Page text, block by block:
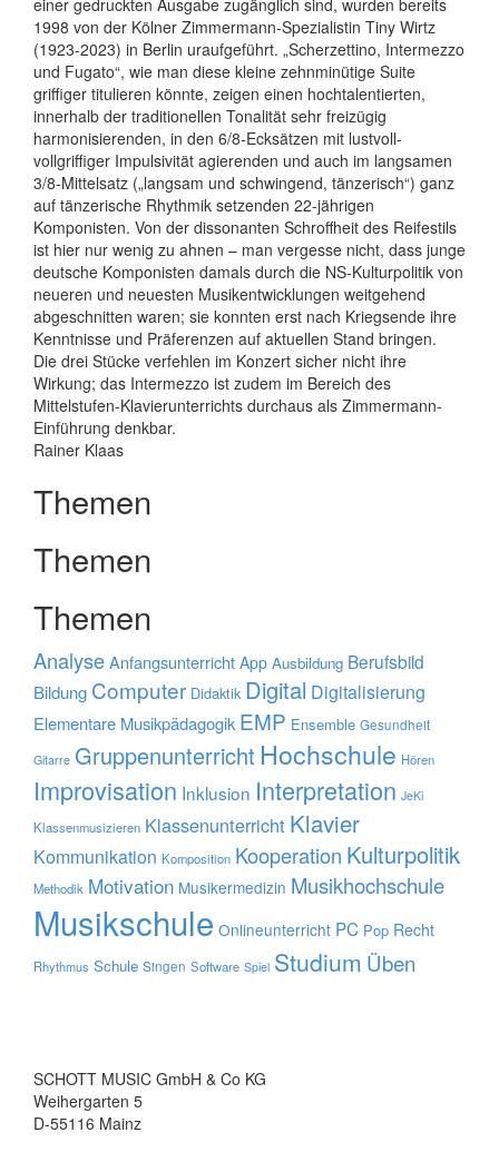
einer gedruckten Ausgabe zugänglich sind, wurden bereits
1998 von der Kölner Zimmermann-Spezialistin Tiny Wirtz
(1923-2023) in Berlin uraufgeführt. „Scherzettino, Intermezzo
und Fugato“, wie man diese kleine zehnminütige Suite
griffiger titulieren könnte, zeigen einen hochtalentierten,
innerhalb der traditionellen Tonalität sehr freizügig
harmonisierenden, in den 6/8-Ecksätzen mit lustvoll-
vollgriffiger Impulsivität agierenden und auch im langsamen
3/8-Mittelsatz („langsam und schwingend, tänzerisch“) ganz
auf tänzerische Rhythmik setzenden 22-jährigen
Komponisten. Von der dissonanten Schroffheit des Reifestils
ist hier nur wenig zu ahnen – man vergesse nicht, dass junge
deutsche Komponisten damals durch die NS-Kulturpolitik von
neueren und neuesten Musikentwicklungen weitgehend
abgeschnitten waren; sie konnten erst nach Kriegsende ihre
Kenntnisse und Präferenzen auf aktuellen Stand bringen.
Die drei Stücke verfehlen im Konzert sicher nicht ihre
Wirkung; das Intermezzo ist zudem im Bereich des
Mittelstufen-Klavier­unterrichts durchaus als Zimmermann-
Einführung denkbar.
Rainer Klaas
Themen
Themen
Themen
AnalyseAnfangsunterricht App Ausbildung Berufsbild
Bildung Computer Didaktik Digital Digitalisierung
Elementare Musikpädagogik EMP Ensemble Gesundheit
Gitarre Gruppenunterricht Hochschule Hören
Improvisation Inklusion Interpretation JeKi
Klassenmusizieren Klassenunterricht Klavier
Kommunikation Komposition Kooperation Kulturpolitik
Methodik Motivation Musikermedizin Musikhochschule
Musikschule Onlineunterricht PC Pop Recht
Rhythmus Schule Singen Software Spiel Studium Üben
SCHOTT MUSIC GmbH & Co KG
Weihergarten 5
D-55116 Mainz